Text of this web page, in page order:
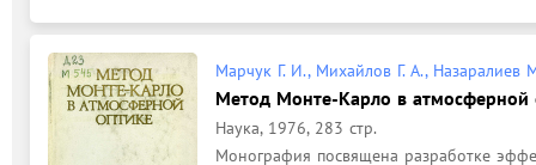
Марчук Г. И., Михайлов Г. А., Назаралиев
Метод Монте-Карло в атмосферной
Наука, 1976, 283 стр.
Монография посвящена разработке